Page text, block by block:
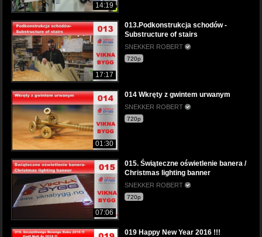
14:19
17:17
013.Podkonstrukcja schodów -
Substructure of stairs
SNEKKER ROBERT
720p
01:30
014 Wkręty z gwintem urwanym
SNEKKER ROBERT
720p
07:06
015. Świąteczne oświetlenie banera /
Christmas lighting banner
SNEKKER ROBERT
720p
019 Happy New Year 2016 !!!